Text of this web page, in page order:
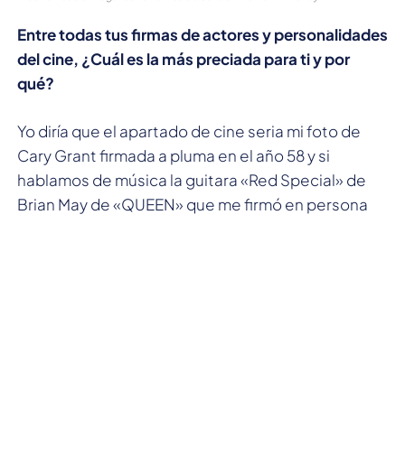
Entre todas tus firmas de actores y personalidades
del cine, ¿Cuál es la más preciada para ti y por
qué?
Yo diría que el apartado de cine seria mi foto de
Cary Grant firmada a pluma en el año 58 y si
hablamos de música la guitara «Red Special» de
Brian May de «QUEEN» que me firmó en persona